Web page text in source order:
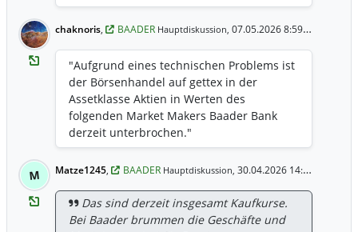
chaknoris, BAADER Hauptdiskussion, 07.05.2026 8:59 Uhr
"Aufgrund eines technischen Problems ist
der Börsenhandel auf gettex in der
Assetklasse Aktien in Werten des
folgenden Market Makers Baader Bank
derzeit unterbrochen."
M Matze1245, BAADER Hauptdiskussion, 30.04.2026 14:54 Uhr
Das sind derzeit insgesamt Kaufkurse.
Bei Baader brummen die Geschäfte und